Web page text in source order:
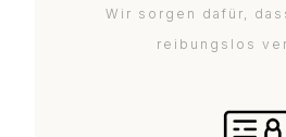
Wir sorgen dafür,
reibungslos